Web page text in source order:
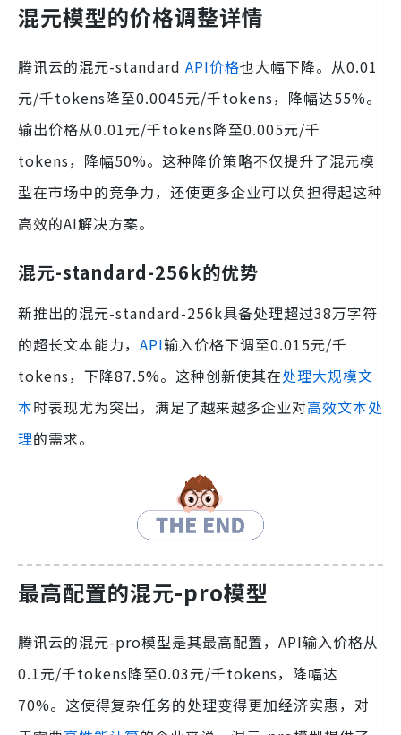
混元模型的价格调整详情
腾讯云的混元-standard API价格也大幅下降。从0.01
元/千tokens降至0.0045元/千tokens，降幅达55%。
输出价格从0.01元/千tokens降至0.005元/千
tokens，降幅50%。这种降价策略不仅提升了混元模
型在市场中的竞争力，还使更多企业可以负担得起这种
高效的AI解决方案。
混元-standard-256k的优势
新推出的混元-standard-256k具备处理超过38万字符
的超长文本能力， API输入价格下调至0.015元/千
tokens，下降87.5%。这种创新使其在处理大规模文
本时表现尤为突出，满足了越来越多企业对高效文本处
理的需求。
最高配置的混元-pro模型
腾讯云的混元-pro模型是其最高配置，API输入价格从
0.1元/千tokens降至0.03元/千tokens，降幅达
70%。这使得复杂任务的处理变得更加经济实惠，对